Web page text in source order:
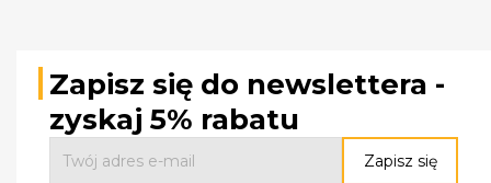
Zapisz się do newslettera -
zyskaj 5% rabatu